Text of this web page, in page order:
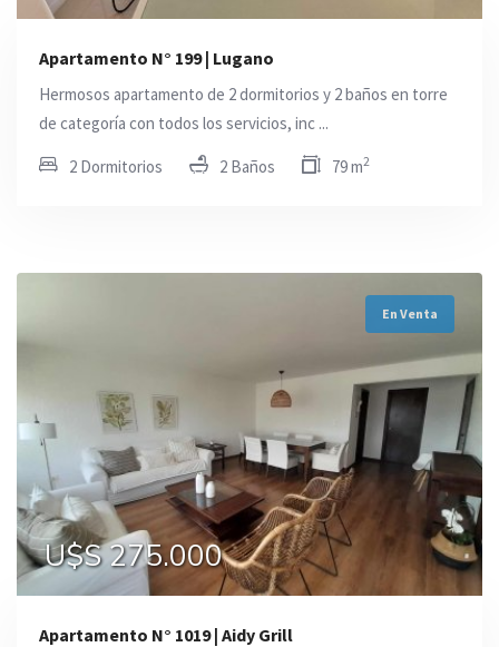
Apartamento N° 199 | Lugano
Hermosos apartamento de 2 dormitorios y 2 baños en torre
de categoría con todos los servicios, inc ...
2 Dormitorios 2 Baños 79 m2
En Venta
U$S 275.000
Apartamento N° 1019 | Aidy Grill